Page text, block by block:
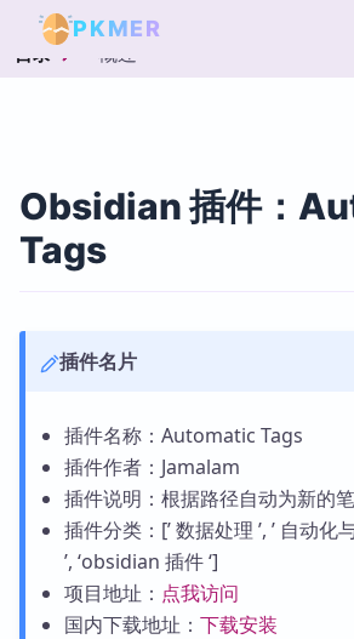
PKMER
目录 概述
Obsidian 插件：
Tags
插件名片
插件名称：Automatic Tags
插件作者：Jamalam
插件说明：根据路径自动为新的笔
插件分类：[’ 数据处理 ’, ’ 自动化
’, ‘obsidian 插件 ‘]
项目地址： 点我访问
国内下载地址： 下载安装